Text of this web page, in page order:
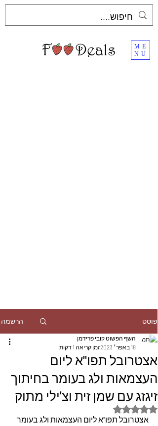
ME
NU
פוסט הרשמה
אצטרובל תפו"א ליום
העצמאות ולג בעומר בחיתוך
זיגזג עם שמן זית וצ'ילי מתוק
השף הפשוט קובי פרידמן
18 באפר׳ 2023
זמן קריאה 1 דקות
דירוג של NaN מתוך 5 כוכבים
אצטרובל תפו"א ליום העצמאות ולג בעומר